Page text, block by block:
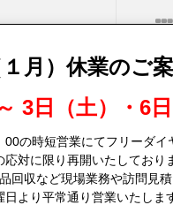
１月）休業のご案
3日（土）・6日
の時短営業にてフリーダ
応対に限り再開いたしており
回収など現場業務や訪問見
より平常通り営業いたしま